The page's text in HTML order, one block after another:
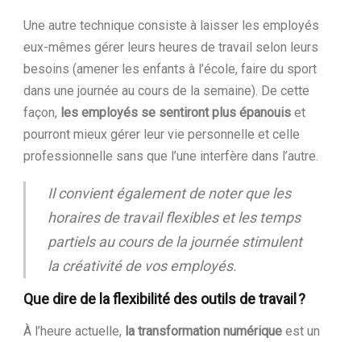
Une autre technique consiste à laisser les employés
eux-mêmes gérer leurs heures de travail selon leurs
besoins (amener les enfants à l’école, faire du sport
dans une journée au cours de la semaine). De cette
façon, les employés se sentiront plus épanouis et
pourront mieux gérer leur vie personnelle et celle
professionnelle sans que l’une interfère dans l’autre.
Il convient également de noter que les
horaires de travail flexibles et les temps
partiels au cours de la journée stimulent
la créativité de vos employés.
Que dire de la flexibilité des outils de travail ?
À l’heure actuelle, la transformation numérique est un